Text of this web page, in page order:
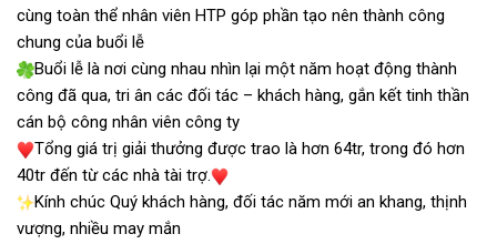
cùng toàn thể nhân viên HTP góp phần tạo nên thành công
chung của buổi lễ
Buổi lễ là nơi cùng nhau nhìn lại một năm hoạt động thành
công đã qua, tri ân các đối tác – khách hàng, gắn kết tinh thần
cán bộ công nhân viên công ty
Tổng giá trị giải thưởng được trao là hơn 64tr, trong đó hơn
40tr đến từ các nhà tài trợ.
Kính chúc Quý khách hàng, đối tác năm mới an khang, thịnh
vượng, nhiều may mắn